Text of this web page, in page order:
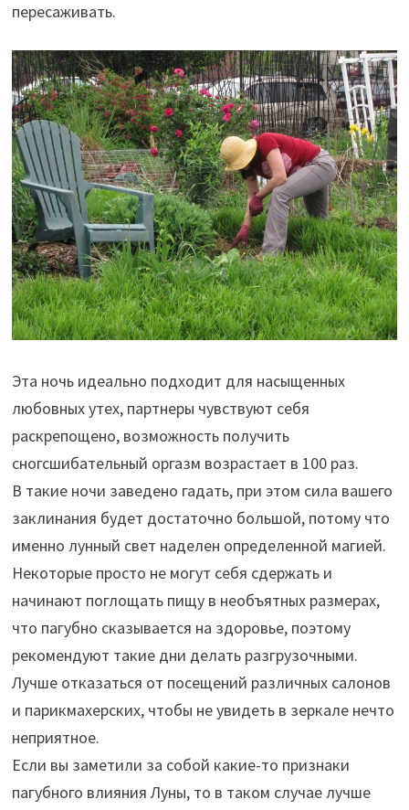
пересаживать.
Эта ночь идеально подходит для насыщенных
любовных утех, партнеры чувствуют себя
раскрепощено, возможность получить
сногсшибательный оргазм возрастает в 100 раз.
В такие ночи заведено гадать, при этом сила вашего
заклинания будет достаточно большой, потому что
именно лунный свет наделен определенной магией.
Некоторые просто не могут себя сдержать и
начинают поглощать пищу в необъятных размерах,
что пагубно сказывается на здоровье, поэтому
рекомендуют такие дни делать разгрузочными.
Лучше отказаться от посещений различных салонов
и парикмахерских, чтобы не увидеть в зеркале нечто
неприятное.
Если вы заметили за собой какие-то признаки
пагубного влияния Луны, то в таком случае лучше